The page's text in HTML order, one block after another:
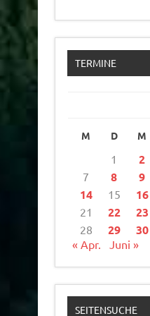
TERMINE
M D M
1 2
7
8 9
14
15 16
21 22 23
28
29 30
« Apr. Juni »
SEITENSUCHE